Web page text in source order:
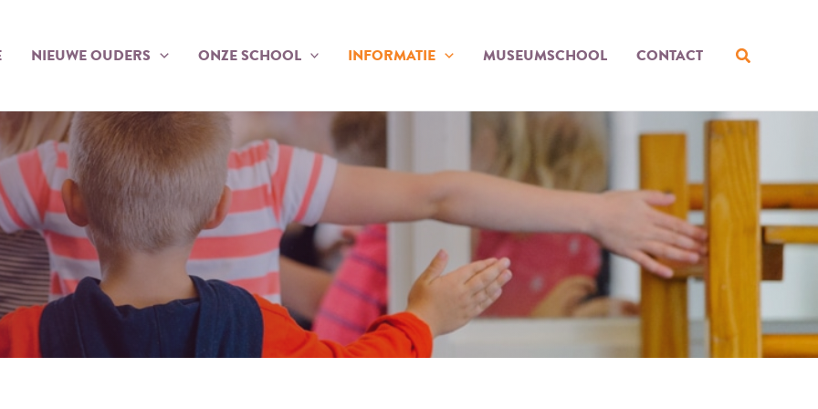
NIEUWE OUDERS ONZE SCHOOL INFORMATIE MUSEUMSCHOOL CONTACT Zoeken